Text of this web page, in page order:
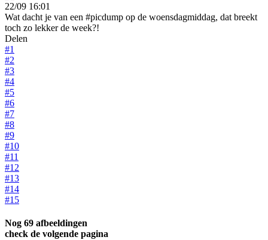
22/09 16:01
Wat dacht je van een #picdump op de woensdagmiddag, dat breekt
toch zo lekker de week?!
Delen
#1
#2
#3
#4
#5
#6
#7
#8
#9
#10
#11
#12
#13
#14
#15
Nog 69 afbeeldingen
check de volgende pagina